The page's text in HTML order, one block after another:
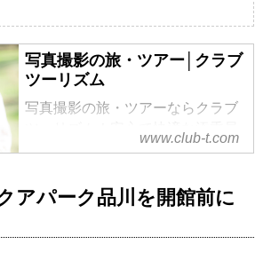
写真撮影の旅・ツアー│クラブ
ツーリズム
写真撮影の旅・ツアーならクラブ
ご用意しております。プロのカメ
ラマンやフォトインストラクター
www.club-t.com
アパーク品川を開館前に